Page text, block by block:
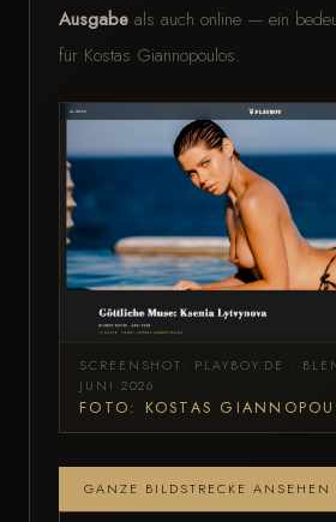
Ausgabe als auch online — ein
für Kostas Giannopoulos.
SCREENSHOT: PLAYBOY.DE ·
JUNI 2026
FOTO: KOSTAS
GANZE BILDSTRECKE